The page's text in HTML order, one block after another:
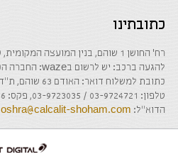
כתובתינו
רח' החושן 1 שוהם, בנין המועצה המקומית, קומה 1-
להגעה ברכב: יש לרשום בwaze: החברה הכלכלית שוהם
כתובת למשלוח דואר: האודם 63 שוהם, ת"ד 1, 6080363
טלפון: 03-9724721 / 03-9723035, פקס: 03-9723056
הדוא"ל: oshra@calcalit-shoham.com